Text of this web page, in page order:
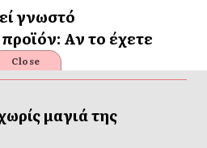
γνωστό
Αν το έχετε
μαγιά της
Close